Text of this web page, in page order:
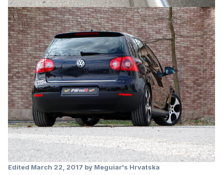
Edited March 22, 2017 by Meguiar's Hrvatska